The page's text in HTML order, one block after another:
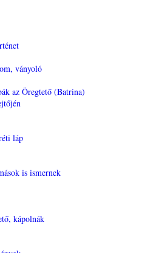
ványoló
az Öregtető (Batrina)
láp
is ismernek
kápolnák